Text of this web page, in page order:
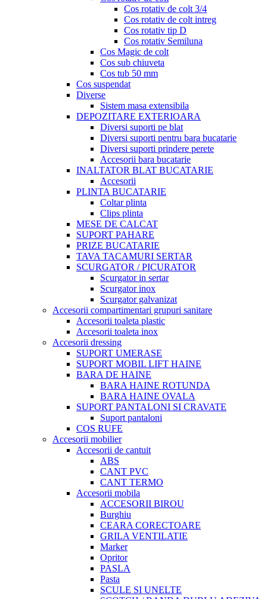
Cos rotativ de colt 3/4
Cos rotativ de colt intreg
Cos rotativ tip D
Cos rotativ Semiluna
Cos Magic de colt
Cos sub chiuveta
Cos tub 50 mm
Cos suspendat
Diverse
Sistem masa extensibila
DEPOZITARE EXTERIOARA
Diversi suporti pe blat
Diversi suporti pentru bara bucatarie
Diversi suporti prindere perete
Accesorii bara bucatarie
INALTATOR BLAT BUCATARIE
Accesorii
PLINTA BUCATARIE
Coltar plinta
Clips plinta
MESE DE CALCAT
SUPORT PAHARE
PRIZE BUCATARIE
TAVA TACAMURI SERTAR
SCURGATOR / PICURATOR
Scurgator in sertar
Scurgator inox
Scurgator galvanizat
Accesorii compartimentari grupuri sanitare
Accesorii toaleta plastic
Accesorii toaleta inox
Accesorii dressing
SUPORT UMERASE
SUPORT MOBIL LIFT HAINE
BARA DE HAINE
BARA HAINE ROTUNDA
BARA HAINE OVALA
SUPORT PANTALONI SI CRAVATE
Suport pantaloni
COS RUFE
Accesorii mobilier
Accesorii de cantuit
ABS
CANT PVC
CANT TERMO
Accesorii mobila
ACCESORII BIROU
Burghiu
CEARA CORECTOARE
GRILA VENTILATIE
Marker
Opritor
PASLA
Pasta
SCULE SI UNELTE